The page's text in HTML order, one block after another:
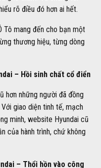
rõ điều đó hơn ai hết.
Tô mang đến cho bạn một
thương hiệu, từng dòng
– Hồi sinh chất cổ điển
hơn những người đã đồng
giao diện tinh tế, mạch
minh, website Hyundai cũ
của hành trình, chứ không
– Thổi hồn vào công